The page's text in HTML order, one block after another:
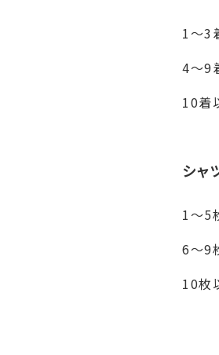
1～3
4～9
10着
シャ
1～5
6～9
10枚